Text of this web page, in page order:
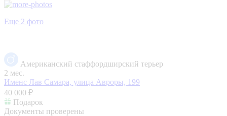
Еще 2 фото
Американский стаффордширский терьер
2 мес.
Именс Лав Самара, улица Авроры, 199
40 000 ₽
Подарок
Документы проверены